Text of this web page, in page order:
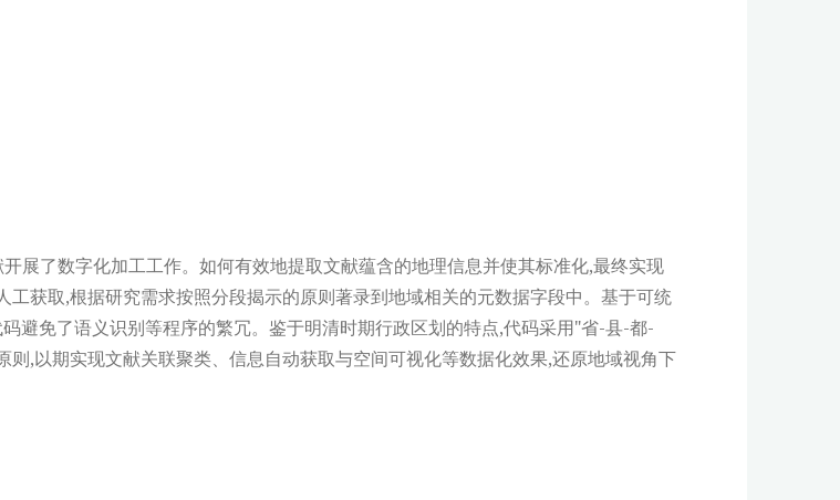
展了数字化加工工作。如何有效地提取文献蕴含的地理信息并使其标准化,最终实现
获取,根据研究需求按照分段揭示的原则著录到地域相关的元数据字段中。基于可统
避免了语义识别等程序的繁冗。鉴于明清时期行政区划的特点,代码采用"省-县-都-
,以期实现文献关联聚类、信息自动获取与空间可视化等数据化效果,还原地域视角下